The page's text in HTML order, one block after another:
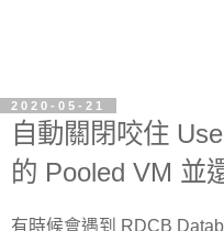
2020-05-21
自動關閉咬住
的 Pooled VM 並
有時候會遇到 RDCB